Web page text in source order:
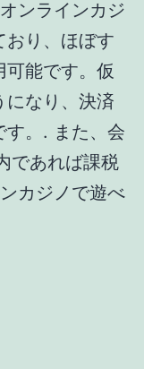
ンラインカジ
おり、ほぼす
能です。仮
になり、決済
す。. また、会
であれば課税
カジノで遊べ